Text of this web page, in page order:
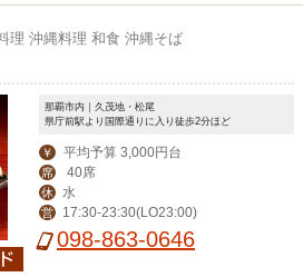
理 沖縄料理 和食 沖縄そば
那覇市内｜久茂地・松尾
県庁前駅より国際通りに入り徒歩2分ほど
￥ 平均予算 3,000円台
席 40席
休 水
営 17:30-23:30(LO23:00)
098-863-0646